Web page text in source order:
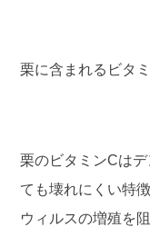
栗に含まれるビタ
栗のビタミンCは
ても壊れにくい特
ウィルスの増殖を